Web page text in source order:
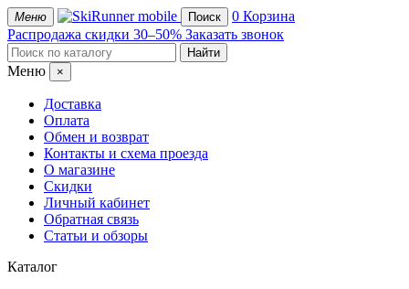
Меню mobile Поиск 0 Корзина
Распродажа скидки 30–50% Заказать звонок
Меню ×
Доставка
Оплата
Обмен и возврат
Контакты и схема проезда
О магазине
Скидки
Личный кабинет
Обратная связь
Статьи и обзоры
Каталог